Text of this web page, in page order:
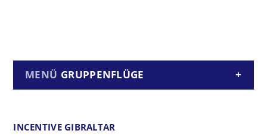
GRUPPENFLÜGE
INCENTIVE GIBRALTAR